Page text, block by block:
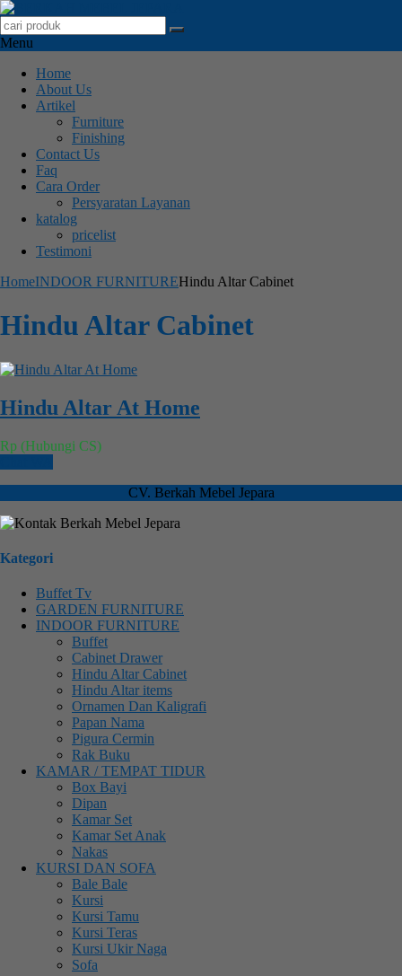
Menu
Home
About Us
Artikel
Furniture
Finishing
Contact Us
Faq
Cara Order
Persyaratan Layanan
katalog
pricelist
Testimoni
HomeINDOOR FURNITUREHindu Altar Cabinet
Hindu Altar Cabinet
Hindu Altar At Home
Rp (Hubungi CS)
CV. Berkah Mebel Jepara
Kategori
Buffet Tv
GARDEN FURNITURE
INDOOR FURNITURE
Buffet
Cabinet Drawer
Hindu Altar Cabinet
Hindu Altar items
Ornamen Dan Kaligrafi
Papan Nama
Pigura Cermin
Rak Buku
KAMAR / TEMPAT TIDUR
Box Bayi
Dipan
Kamar Set
Kamar Set Anak
Nakas
KURSI DAN SOFA
Bale Bale
Kursi
Kursi Tamu
Kursi Teras
Kursi Ukir Naga
Sofa